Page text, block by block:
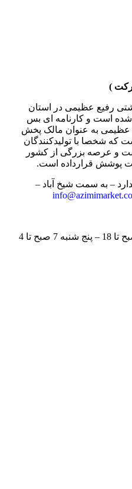
)
رفیع عظیمی در استان
شده است و کارنامه ای بس
عظیمی به عنوان مالک پخش
بیش از 40 سال است که شخصا با تولیدکنندگان
و عرصه بزرگی از کشور
پوشش قرارداده است.
– به سمت شیخ آباد –
شنبه تا چهارشنبه از ساعت 7 صبح تا 18 – پنج شنبه 7 صبح تا 4